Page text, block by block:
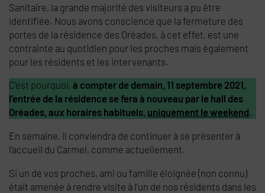
Sanitaire, la grande majorité des visiteurs a pu être
identifiée. Nous avons conscience que la fermeture des
portes de la résidence des Oréades, à cet effet, est une
contrainte au quotidien pour les proches mais également
pour les résidents et les intervenants.
C’est pourquoi, à compter de demain, 11 septembre 2021,
l’entrée de la résidence se fera à nouveau par le hall des
Oréades, aux horaires habituels, uniquement le weekend.
En semaine, il conviendra de continuer à se présenter à
l’accueil du Carmel, comme actuellement.
Si un de vos proches, ami ou famille éloignée (non connu)
était amenée à rendre visite à l’un de nos résidents dans les